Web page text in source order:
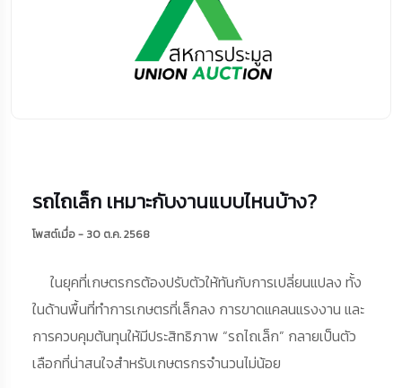
รถไถเล็ก เหมาะกับงานแบบไหนบ้าง?
โพสต์เมื่อ - 30 ต.ค. 2568
ในยุคที่เกษตรกรต้องปรับตัวให้ทันกับการเปลี่ยนแปลง ทั้ง
ในด้านพื้นที่ทำการเกษตรที่เล็กลง การขาดแคลนแรงงาน และ
การควบคุมต้นทุนให้มีประสิทธิภาพ “รถไถเล็ก” กลายเป็นตัว
เลือกที่น่าสนใจสำหรับเกษตรกรจำนวนไม่น้อย